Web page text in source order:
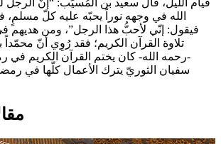
قيام الليل، قال سعيد بن المُسيِّب: “إنّ الرجل
الله في وجهه نوراً يحبّه عليه كلّ مسلمٍ،
فيقول: إنّي لأحبُّ هذا الرجل”، ومن هديهم
تلاوة القرآن الكريم؛ فقد رُوِي أنّ
-رحمه الله- كان يختم القرآن الكريم في
سفيان الثوريّ يترك الأعمال كلّها في